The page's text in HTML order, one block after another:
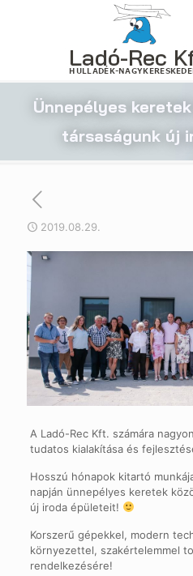
Ünnepélyes
társaságunk új
2019.08.29.
A Ladó-Rec Kft. számára
tudatos kialakítása és
Hosszú hónapok kitartó
napján ünnepélyes keretek
új iroda épületeit!
Korszerű gépekkel, modern
környezettel, szakértelemmel
rendelkezésére!